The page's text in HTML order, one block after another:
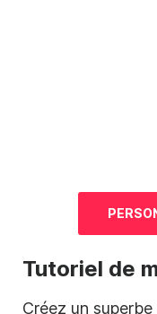
Tutoriel de
Créez un